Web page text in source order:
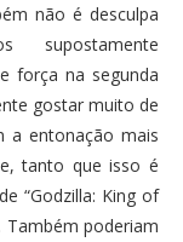
não é desculpa
força na segunda
gostar muito de
a entonação mais
tanto que isso é
“Godzilla: King of
Também poderiam